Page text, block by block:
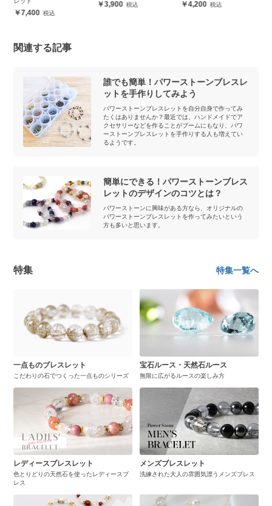
7,400
3,900 4,200
関連する記事
誰でも簡単！パワーストーンブレスレ
ットを手作りしてみよう
パワーストーンブレスレットを自分自身で作ってみ
たくはありませんか？最近では、ハンドメイドでア
クセサリーなどを作ることがブームにもなり、パワ
ーストーンブレスレットを手作りする人も増えてい
るようです。
簡単にできる！パワーストーンブレス
レットのデザインのコツとは？
パワーストーンに興味がある方なら、オリジナルの
パワーストーンブレスレットを作ってみたいという
方も多いと思います。
特集 特集一覧へ
一点ものブレスレット
こだわりの石でつくった一点ものシリーズ
宝石ルース・天然石ルース
無限に広がるルースの楽しみ方
レディースブレスレット
色とりどりの天然石を使ったレディースブ
レス
メンズブレスレット
洗練された大人の雰囲気漂うメンズブレス